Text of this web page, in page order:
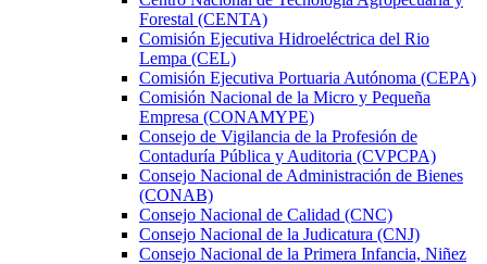
Forestal (CENTA)
Comisión Ejecutiva Hidroeléctrica del Rio
Lempa (CEL)
Comisión Ejecutiva Portuaria Autónoma (CEPA)
Comisión Nacional de la Micro y Pequeña
Empresa (CONAMYPE)
Consejo de Vigilancia de la Profesión de
Contaduría Pública y Auditoria (CVPCPA)
Consejo Nacional de Administración de Bienes
(CONAB)
Consejo Nacional de Calidad (CNC)
Consejo Nacional de la Judicatura (CNJ)
Consejo Nacional de la Primera Infancia, Niñez